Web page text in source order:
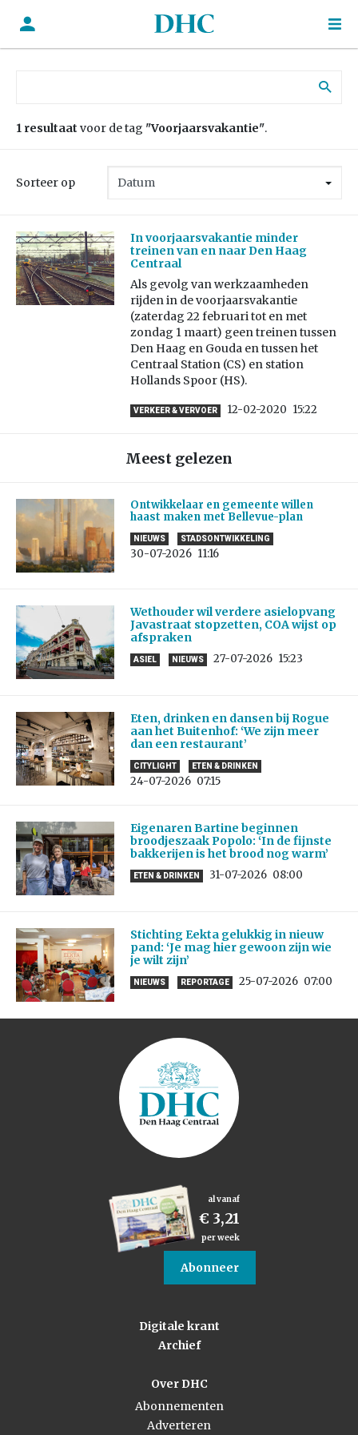
1 resultaat voor de tag "Voorjaarsvakantie".
Sorteer op
In voorjaarsvakantie minder
treinen van en naar Den Haag
Centraal
Als gevolg van werkzaamheden
rijden in de voorjaarsvakantie
(zaterdag 22 februari tot en met
zondag 1 maart) geen treinen tussen
Den Haag en Gouda en tussen het
Centraal Station (CS) en station
Hollands Spoor (HS).
VERKEER & VERVOER 12-02-2020 15:22
Meest gelezen
Ontwikkelaar en gemeente willen
haast maken met Bellevue-plan
NIEUWS STADSONTWIKKELING
30-07-2026 11:16
Wethouder wil verdere asielopvang
Javastraat stopzetten, COA wijst op
afspraken
ASIEL NIEUWS 27-07-2026 15:23
Eten, drinken en dansen bij Rogue
aan het Buitenhof: ‘We zijn meer
dan een restaurant’
CITYLIGHT ETEN & DRINKEN
24-07-2026 07:15
Eigenaren Bartine beginnen
broodjeszaak Popolo: ‘In de fijnste
bakkerijen is het brood nog warm’
ETEN & DRINKEN 31-07-2026 08:00
Stichting Eekta gelukkig in nieuw
pand: ‘Je mag hier gewoon zijn wie
je wilt zijn’
NIEUWS REPORTAGE 25-07-2026 07:00
al vanaf
€ 3,21
per week
Abonneer
Digitale krant
Archief
Over DHC
Abonnementen
Adverteren